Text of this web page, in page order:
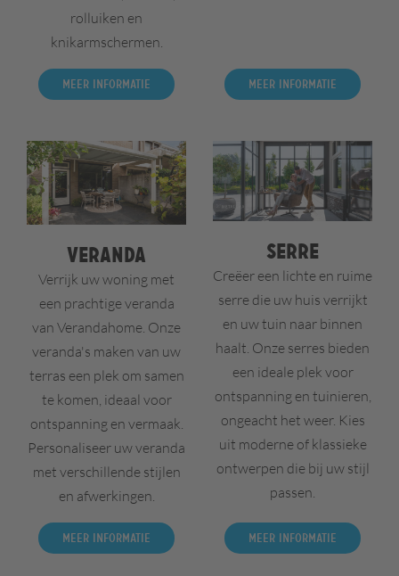
rolluiken en
knikarmschermen.
Meer informatie Meer informatie
Veranda
Verrijk uw woning met
een prachtige veranda
van Verandahome. Onze
veranda's maken van uw
terras een plek om samen
te komen, ideaal voor
ontspanning en vermaak.
Personaliseer uw veranda
met verschillende stijlen
en afwerkingen.
Meer informatie
Serre
Creëer een lichte en ruime
serre die uw huis verrijkt
en uw tuin naar binnen
haalt. Onze serres bieden
een ideale plek voor
ontspanning en tuinieren,
ongeacht het weer. Kies
uit moderne of klassieke
ontwerpen die bij uw stijl
passen.
Meer informatie